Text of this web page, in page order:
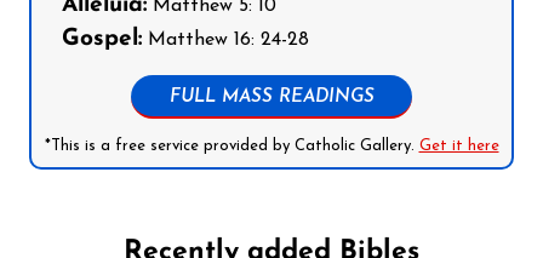
Alleluia: Matthew 5: 10
Gospel: Matthew 16: 24-28
FULL MASS READINGS
*This is a free service provided by Catholic Gallery. Get it here
Recently added Bibles